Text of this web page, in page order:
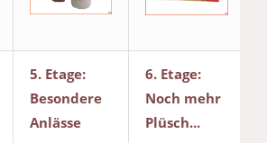
5. Etage:
Besondere
Anlässe
6. Etage:
Noch mehr
Plüsch...